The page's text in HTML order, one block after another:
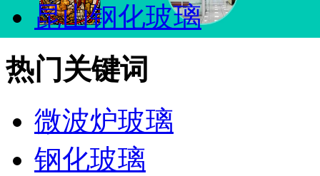
昆山钢化玻璃
热门关键词
微波炉玻璃
钢化玻璃